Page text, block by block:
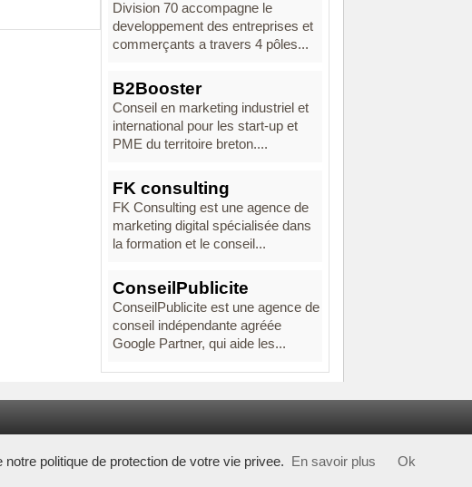
Division 70 accompagne le
developpement des entreprises et
commerçants a travers 4 pôles...
B2Booster
Conseil en marketing industriel et
international pour les start-up et
PME du territoire breton....
FK consulting
FK Consulting est une agence de
marketing digital spécialisée dans
la formation et le conseil...
ConseilPublicite
ConseilPublicite est une agence de
conseil indépendante agréée
Google Partner, qui aide les...
politique de protection de votre vie privee. En savoir plus Ok